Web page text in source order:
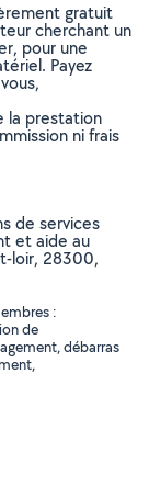
gratuit
cherchant un
pour une
Payez
la prestation
ni frais
de services
et aide au
loir, 28300,
:
de
débarras